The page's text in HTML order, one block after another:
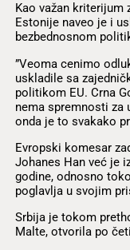
Kao važan kriterijum
Estonije naveo je i
bezbednosnom
”Veoma cenimo
uskladile sa
politikom EU. Crna
nema spremnosti za
onda je to svakako
Evropski komesar
Johanes Han već je
godine, odnosno
poglavlja u svojim
Srbija je tokom
Malte, otvorila po